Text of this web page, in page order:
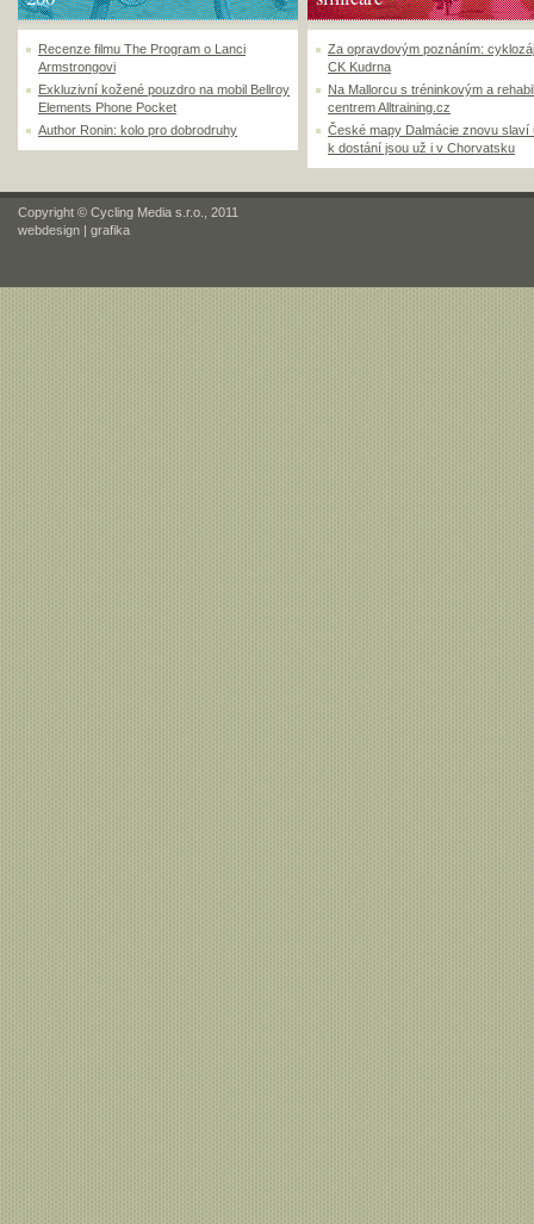
Recenze filmu The Program o Lanci
Armstrongovi
Exkluzivní kožené pouzdro na mobil Bellroy
Elements Phone Pocket
Author Ronin: kolo pro dobrodruhy
Za opravdovým poznáním:
CK Kudrna
Na Mallorcu s tréninkovým a
centrem Alltraining.cz
České mapy Dalmácie znovu slaví
k dostání jsou už i v Chorvatsku
Copyright © Cycling Media s.r.o., 2011
webdesign | grafika